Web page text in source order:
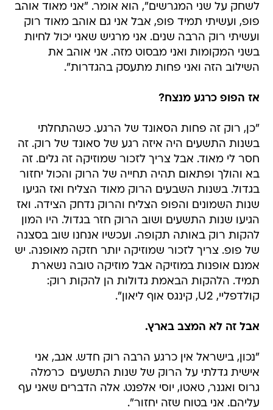
לשחק על שני המגרשים", הוא אומר. "אני מאוד אוהב
פופ, ועשיתי תמיד פופ, אבל אני גם אוהב מאוד רוק
ועשיתי רוק הרבה שנים. אני מרגיש שאני יכול לחיות
בשני המקומות ואני מבסוט מזה. אני אוהב את
השילוב הזה ואני פחות מתעסק בהגדרות".
אז הפופ כרגע מנצח?
"כן, רוק זה פחות הסאונד של הרגע. כשהתחלתי
בשנות התשעים היה איזה רגע של סאונד של רוק. זה
חסר לי מאוד. אבל צריך לזכור שמוזיקה זה גלים. זה
בא והולך ופתאום תהיה תחייה של הרוק והכול יחזור
בגדול. בשנות השבעים הרוק מאוד הצליח ואז הגיעו
שנות השמונים והפופ הצליח והרוק נדחק הצידה. ואז
הגיעו שנות התשעים ושוב הרוק חזר בגדול. היו המון
להקות רוק באותה תקופה. ועכשיו אנחנו שוב בסצנה
של פופ. צריך לזכור שמוזיקה יותר חזקה מאופנה. יש
אמנם אופנות במוזיקה אבל מוזיקה טובה נשארת
תמיד. הלהקות הבאמת גדולות הן להקות רוק:
קולדפליי, U2, קינגס אוף ליאון".
אבל זה לא המצב בארץ.
"נכון, בישראל אין כרגע הרבה רוק חדש. אגב, אני
אישית גדלתי על הרוק של שנות התשעים  כרמלה
גרוס ואגנר, טאטו, יוסי אלפנט. אלה הדברים שאני עף
עליהם. אני בטוח שזה יחזור".